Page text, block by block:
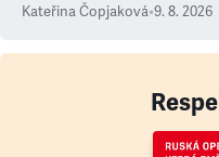
Kateřina Čopjaková•9. 8. 2026